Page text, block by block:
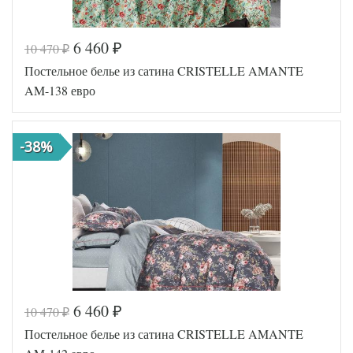
Код товара
560-195
Артикул
TT1106
Ткань
Размер
200х220
Размер
простыни
70х70
(2шт)
Производитель Cristelle
(Китай)
Код товара
575-127
Артикул
TT1194
10 470₽ 6 460 ₽
Постельное белье из сатина CRISTELLE AMANTE
AM-138 евро
-38%
10 470₽ 6 460 ₽
Постельное белье из сатина CRISTELLE AMANTE